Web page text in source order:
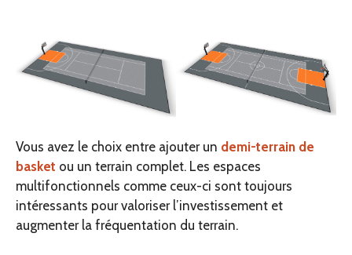
Vous avez le choix entre ajouter un demi-terrain de
basket ou un terrain complet. Les espaces
multifonctionnels comme ceux-ci sont toujours
intéressants pour valoriser l’investissement et
augmenter la fréquentation du terrain.